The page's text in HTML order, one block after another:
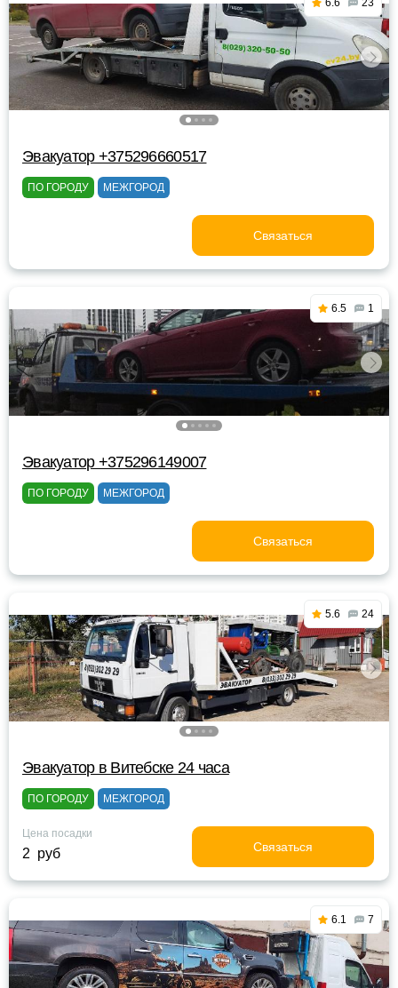
6.6 23
Эвакуатор +375296660517
ПО ГОРОДУ МЕЖГОРОД
Связаться
6.5 1
Эвакуатор +375296149007
ПО ГОРОДУ МЕЖГОРОД
Связаться
5.6 24
Эвакуатор в Витебске 24 часа
ПО ГОРОДУ МЕЖГОРОД
Цена посадки
2 руб Связаться
6.1 7